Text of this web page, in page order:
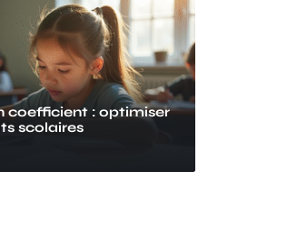
coefficient : optimiser
scolaires